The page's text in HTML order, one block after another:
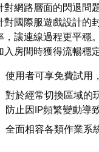
對網路層面的閃退問
對國際服遊戲設計的
，讓連線過程更平穩
入房間時獲得流暢穩
使用者可享免費試用
對於經常切換區域的
防止因IP頻繁變動導
全面相容各類作業系